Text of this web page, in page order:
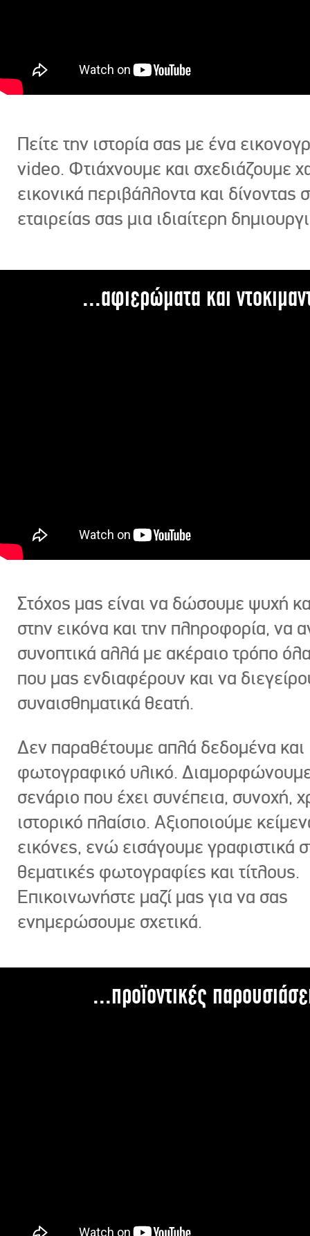
Πείτε την ιστορία σας με ένα
video. Φτιάχνουμε και σχεδιάζουμε
εικονικά περιβάλλοντα και δίνοντας
εταιρείας σας μια ιδιαίτερη
...αφιερώματα και
Στόχος μας είναι να δώσουμε ψυχή
στην εικόνα και την πληροφορία, να
συνοπτικά αλλά με ακέραιο τρόπο
που μας ενδιαφέρουν και να
συναισθηματικά θεατή.
Δεν παραθέτουμε απλά δεδομένα και
φωτογραφικό υλικό.
σενάριο που έχει συνέπεια, συνοχή,
ιστορικό πλαίσιο. Αξιοποιούμε
εικόνες, ενώ εισάγουμε γραφιστικά
θεματικές φωτογραφίες και τίτλους.
Επικοινωνήστε μαζί μας για να σας
ενημερώσουμε σχετικά.
...προϊοντικές